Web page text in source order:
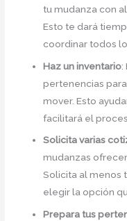
tu mudanza con
Esto te dará
coordinar todos
Haz un inventario:
pertenencias
mover. Esto
facilitará el
Solicita varias
mudanzas
Solicita al menos
elegir la opción
Prepara tus